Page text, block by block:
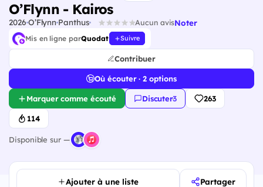
O’Flynn - Kairos
2026 O’Flynn Panthus Aucun avisNoter
Mis en ligne parQuodat Suivre
Contribuer
Où écouter · 2 options
Marquer comme écouté Discuter·3 263
114
Disponible sur —
Ajouter à une liste Partager